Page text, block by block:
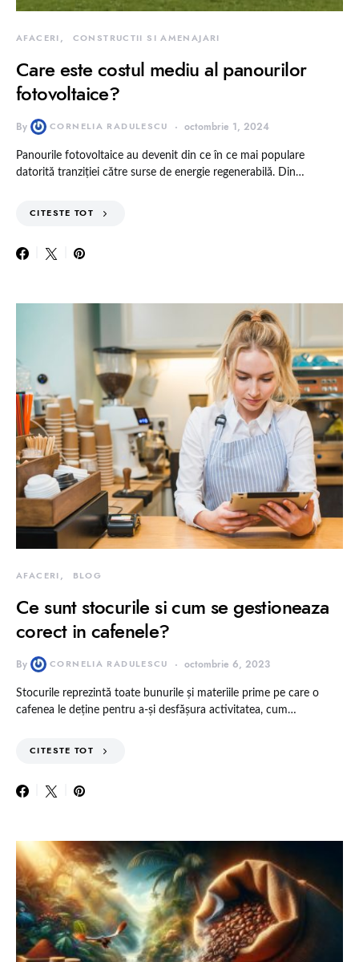
AFACERI CONSTRUCTII SI AMENAJARI
Care este costul mediu al panourilor
fotovoltaice?
By CORNELIA RADULESCU octombrie 1, 2024
Panourile fotovoltaice au devenit din ce în ce mai populare
datorită tranziției către surse de energie regenerabilă. Din…
CITESTE TOT
AFACERI BLOG
Ce sunt stocurile si cum se gestioneaza
corect in cafenele?
By CORNELIA RADULESCU octombrie 6, 2023
Stocurile reprezintă toate bunurile și materiile prime pe care o
cafenea le deține pentru a-și desfășura activitatea, cum…
CITESTE TOT